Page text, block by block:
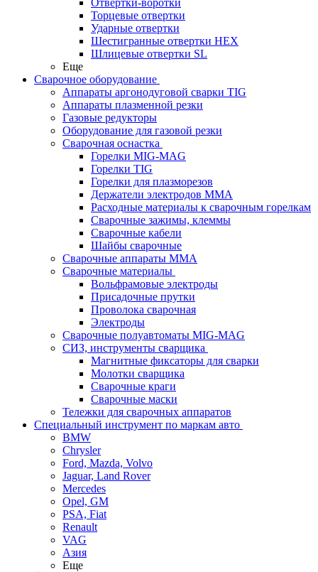
Отвертки-воротки
Торцевые отвертки
Ударные отвертки
Шестигранные отвертки HEX
Шлицевые отвертки SL
Еще
Сварочное оборудование
Аппараты аргонодуговой сварки TIG
Аппараты плазменной резки
Газовые редукторы
Оборудование для газовой резки
Сварочная оснастка
Горелки MIG-MAG
Горелки TIG
Горелки для плазморезов
Держатели электродов ММА
Расходные материалы к сварочным горелкам
Сварочные зажимы, клеммы
Сварочные кабели
Шайбы сварочные
Сварочные аппараты MMA
Сварочные материалы
Вольфрамовые электроды
Присадочные прутки
Проволока сварочная
Электроды
Сварочные полуавтоматы MIG-MAG
СИЗ, инструменты сварщика
Магнитные фиксаторы для сварки
Молотки сварщика
Сварочные краги
Сварочные маски
Тележки для сварочных аппаратов
Специальный инструмент по маркам авто
BMW
Chrysler
Ford, Mazda, Volvo
Jaguar, Land Rover
Mercedes
Opel, GM
PSA, Fiat
Renault
VAG
Азия
Еще